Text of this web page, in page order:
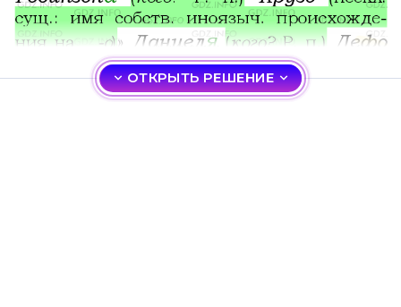
ОТКРЫТЬ РЕШЕНИЕ